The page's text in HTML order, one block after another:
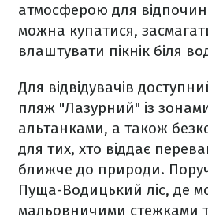
атмосферою для
можна купатися,
влаштувати пікнік біля
Для відвідувачів
пляж "Лазурний" із
альтанками, а також
для тих, хто віддає
ближче до природи.
Пуща-Водицький ліс, де
мальовничими стежками